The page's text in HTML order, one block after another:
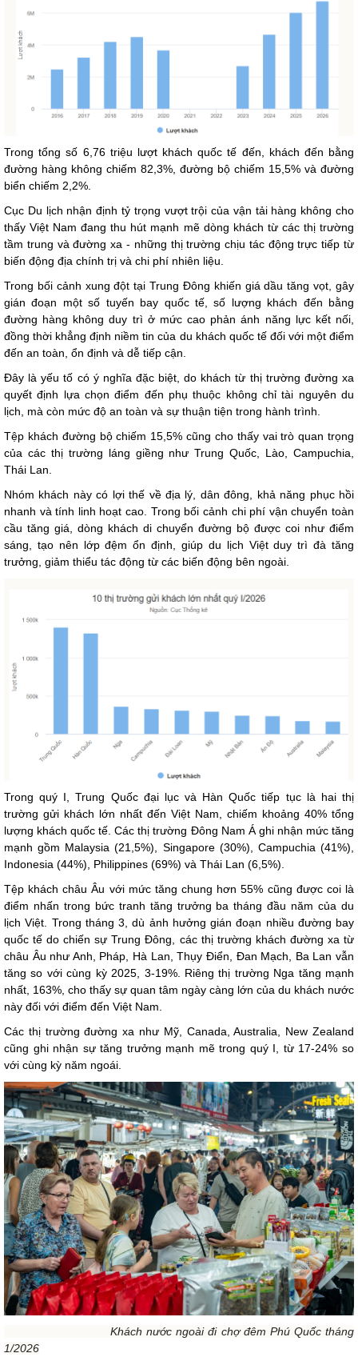
Trong tổng số 6,76 triệu lượt khách quốc tế đến, khách đến bằng
đường hàng không chiếm 82,3%, đường bộ chiếm 15,5% và đường
biển chiếm 2,2%.
Cục Du lịch nhận định tỷ trọng vượt trội của vận tải hàng không cho
thấy Việt Nam đang thu hút mạnh mẽ dòng khách từ các thị trường
tầm trung và đường xa - những thị trường chịu tác động trực tiếp từ
biến động địa chính trị và chi phí nhiên liệu.
Trong bối cảnh xung đột tại Trung Đông khiến giá dầu tăng vọt, gây
gián đoạn một số tuyến bay quốc tế, số lượng khách đến bằng
đường hàng không duy trì ở mức cao phản ánh năng lực kết nối,
đồng thời khẳng định niềm tin của du khách quốc tế đối với một điểm
đến an toàn, ổn định và dễ tiếp cận.
Đây là yếu tố có ý nghĩa đặc biệt, do khách từ thị trường đường xa
quyết định lựa chọn điểm đến phụ thuộc không chỉ tài nguyên du
lịch, mà còn mức độ an toàn và sự thuận tiện trong hành trình.
Tệp khách đường bộ chiếm 15,5% cũng cho thấy vai trò quan trọng
của các thị trường láng giềng như Trung Quốc, Lào, Campuchia,
Thái Lan.
Nhóm khách này có lợi thế về địa lý, dân đông, khả năng phục hồi
nhanh và tính linh hoạt cao. Trong bối cảnh chi phí vận chuyển toàn
cầu tăng giá, dòng khách di chuyển đường bộ được coi như điểm
sáng, tạo nên lớp đệm ổn định, giúp du lịch Việt duy trì đà tăng
trưởng, giảm thiểu tác động từ các biến động bên ngoài.
Trong quý I, Trung Quốc đại lục và Hàn Quốc tiếp tục là hai thị
trường gửi khách lớn nhất đến Việt Nam, chiếm khoảng 40% tổng
lượng khách quốc tế. Các thị trường Đông Nam Á ghi nhận mức tăng
mạnh gồm Malaysia (21,5%), Singapore (30%), Campuchia (41%),
Indonesia (44%), Philippines (69%) và Thái Lan (6,5%).
Tệp khách châu Âu với mức tăng chung hơn 55% cũng được coi là
điểm nhấn trong bức tranh tăng trưởng ba tháng đầu năm của du
lịch Việt. Trong tháng 3, dù ảnh hưởng gián đoạn nhiều đường bay
quốc tế do chiến sự Trung Đông, các thị trường khách đường xa từ
châu Âu như Anh, Pháp, Hà Lan, Thụy Điển, Đan Mạch, Ba Lan vẫn
tăng so với cùng kỳ 2025, 3-19%. Riêng thị trường Nga tăng mạnh
nhất, 163%, cho thấy sự quan tâm ngày càng lớn của du khách nước
này đối với điểm đến Việt Nam.
Các thị trường đường xa như Mỹ, Canada, Australia, New Zealand
cũng ghi nhận sự tăng trưởng mạnh mẽ trong quý I, từ 17-24% so
với cùng kỳ năm ngoái.
Khách nước ngoài đi chợ đêm Phú Quốc tháng
1/2026